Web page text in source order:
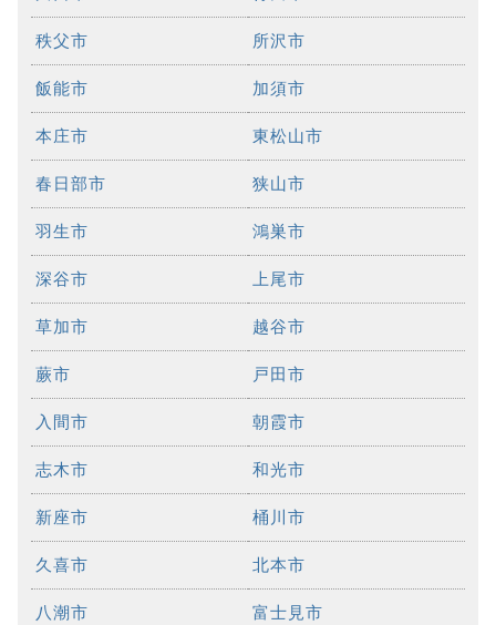
秩父市 所沢市
飯能市 加須市
本庄市 東松山市
春日部市 狭山市
羽生市 鴻巣市
深谷市 上尾市
草加市 越谷市
蕨市 戸田市
入間市 朝霞市
志木市 和光市
新座市 桶川市
久喜市 北本市
八潮市 富士見市